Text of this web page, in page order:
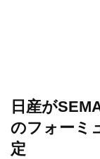
日産が
のフォーミ
定